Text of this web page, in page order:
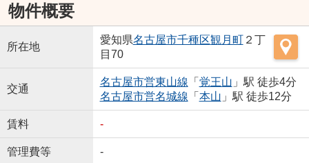
物件概要
所在地
愛知県名古屋市千種区観月町２丁
目70
交通
名古屋市営東山線 「 覚王山 」駅 徒歩4分
名古屋市営名城線 「 本山 」駅 徒歩12分
賃料 -
管理費等 -